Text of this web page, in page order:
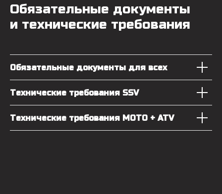
Обязательные документы
и технические требования
Обязательные документы для всех
Технические требования SSV
Технические требования MOTO + ATV